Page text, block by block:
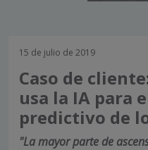
15 de julio de 2019
Caso de
usa la IA para
predictivo de
"La mayor parte de